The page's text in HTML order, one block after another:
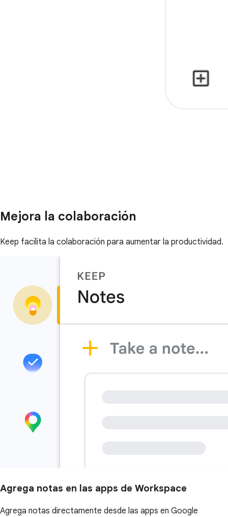
Mejora la colaboración
Keep facilita la colaboración para aumentar la productividad.
Agrega notas en las apps de Workspace
Agrega notas directamente desde las apps en Google